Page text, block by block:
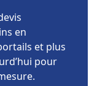
en
et plus
pour